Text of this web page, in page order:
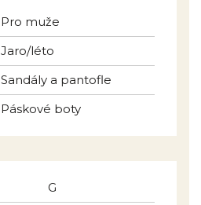
Pro muže
Jaro/léto
Sandály a pantofle
Páskové boty
G